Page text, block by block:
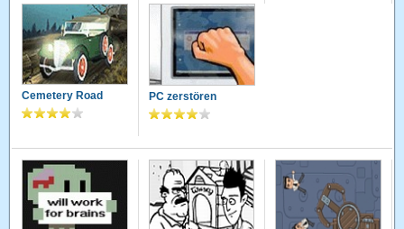
Cemetery Road PC zerstören